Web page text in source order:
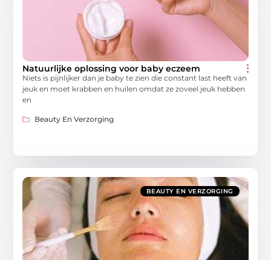
Natuurlijke oplossing voor baby eczeem
Niets is pijnlijker dan je baby te zien die constant last heeft van
jeuk en moet krabben en huilen omdat ze zoveel jeuk hebben
en
Beauty En Verzorging
BEAUTY EN VERZORGING